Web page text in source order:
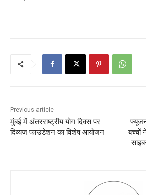
Previous article
मुंबई में अंतरराष्ट्रीय योग दिवस पर
दिव्यज फाउंडेशन का विशेष आयोजन
बच्चों